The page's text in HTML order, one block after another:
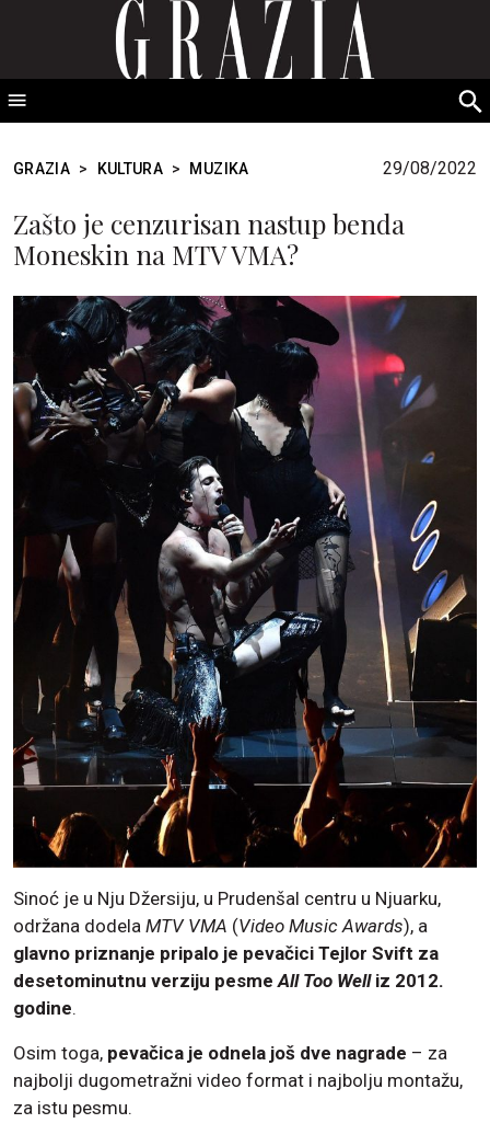
GRAZIA Srbija
GRAZIA > KULTURA > MUZIKA 29/08/2022
Zašto je cenzurisan nastup benda
Moneskin na MTV VMA?
Sinoć je u Nju Džersiju, u Prudenšal centru u Njuarku,
održana dodela MTV VMA (Video Music Awards), a
glavno priznanje pripalo je pevačici Tejlor Svift za
desetominutnu verziju pesme All Too Well iz 2012.
godine.
Osim toga, pevačica je odnela još dve nagrade – za
najbolji dugometražni video format i najbolju montažu,
za istu pesmu.